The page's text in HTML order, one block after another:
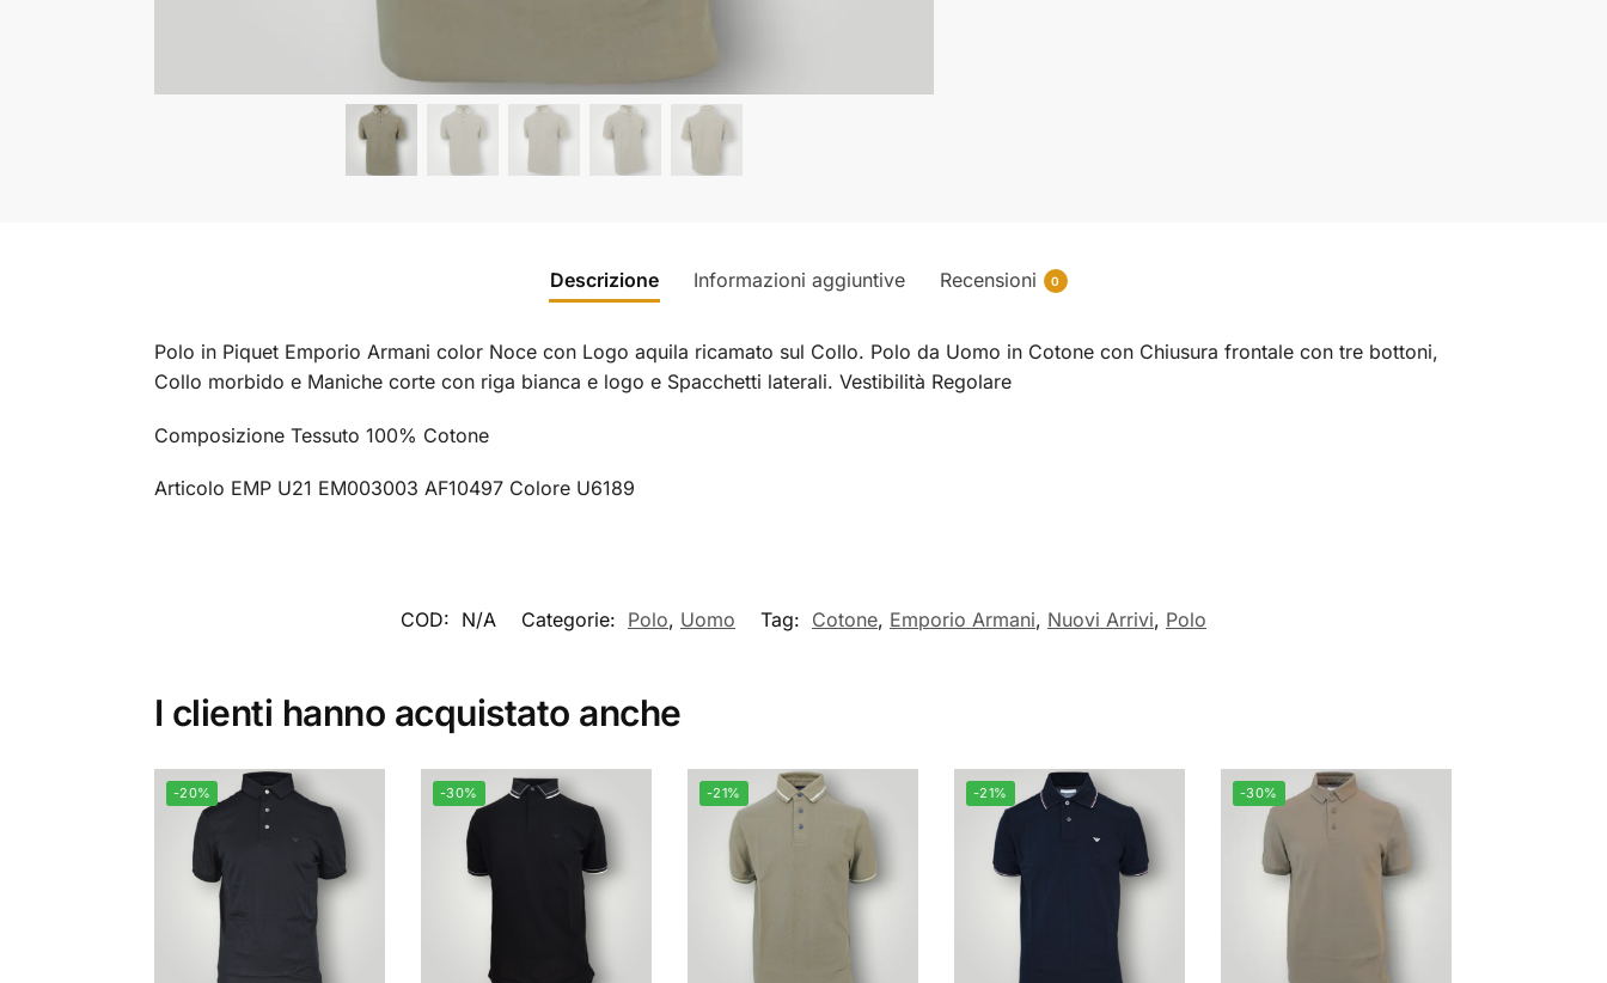
Descrizione Informazioni aggiuntive Recensioni 0
Polo in Piquet Emporio Armani color Noce con Logo aquila ricamato sul Collo. Polo da Uomo in Cotone con Chiusura frontale con tre bottoni,
Collo morbido e Maniche corte con riga bianca e logo e Spacchetti laterali. Vestibilità Regolare
Composizione Tessuto 100% Cotone
Articolo EMP U21 EM003003 AF10497 Colore U6189
COD: N/A Categorie: Polo, Uomo Tag: Cotone, Emporio Armani, Nuovi Arrivi, Polo
I clienti hanno acquistato anche
-20% -30% -21% -21% -30%